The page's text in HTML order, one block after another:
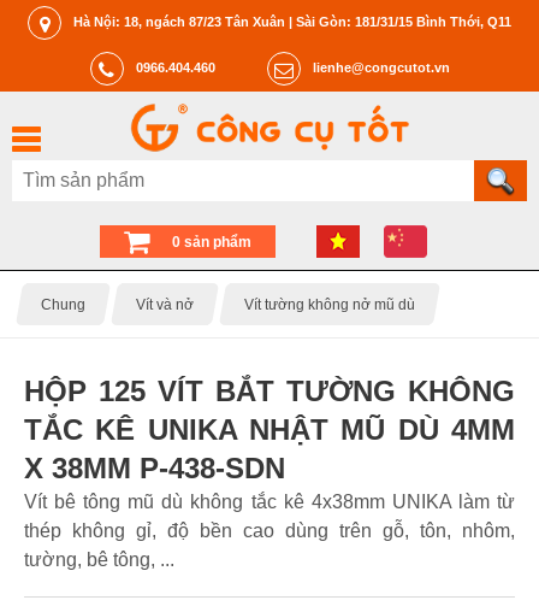
Hà Nội: 18, ngách 87/23 Tân Xuân | Sài Gòn: 181/31/15 Bình Thới, Q11
0966.404.460 lienhe@congcutot.vn
0 sản phẩm
Chung Vít và nở Vít tường không nở mũ dù
HỘP 125 VÍT BẮT TƯỜNG KHÔNG
TẮC KÊ UNIKA NHẬT MŨ DÙ 4MM
X 38MM P-438-SDN
Vít bê tông mũ dù không tắc kê 4x38mm UNIKA làm từ
thép không gỉ, độ bền cao dùng trên gỗ, tôn, nhôm,
tường, bê tông, ...